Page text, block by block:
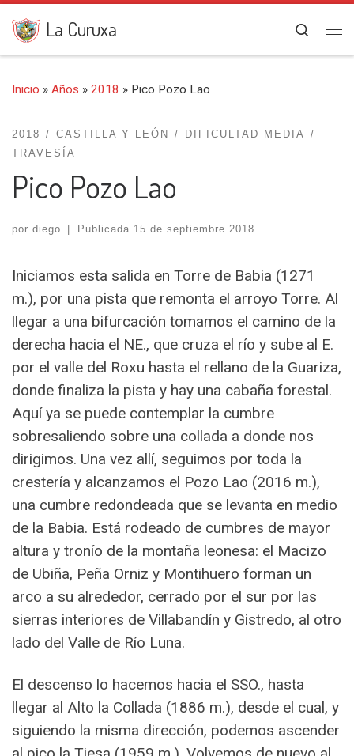
Saltar al contenido
La Curuxa
Search
Inicio » Años » 2018 » Pico Pozo Lao
2018 CASTILLA Y LEÓN
DIFICULTAD MEDIA
TRAVESÍA
Pico Pozo Lao
por diego Publicada 15 de septiembre 2018
Iniciamos esta salida en Torre de Babia (1271
m.), por una pista que remonta el arroyo Torre. Al
llegar a una bifurcación tomamos el camino de la
derecha hacia el NE., que cruza el río y sube al E.
por el valle del Roxu hasta el rellano de la Guariza,
donde finaliza la pista y hay una cabaña forestal.
Aquí ya se puede contemplar la cumbre
sobresaliendo sobre una collada a donde nos
dirigimos. Una vez allí, seguimos por toda la
crestería y alcanzamos el Pozo Lao (2016 m.),
una cumbre redondeada que se levanta en medio
de la Babia. Está rodeado de cumbres de mayor
altura y tronío de la montaña leonesa: el Macizo
de Ubiña, Peña Orniz y Montihuero forman un
arco a su alrededor, cerrado por el sur por las
sierras interiores de Villabandín y Gistredo, al otro
lado del Valle de Río Luna.
El descenso lo hacemos hacia el SSO., hasta
llegar al Alto la Collada (1886 m.), desde el cual, y
siguiendo la misma dirección, podemos ascender